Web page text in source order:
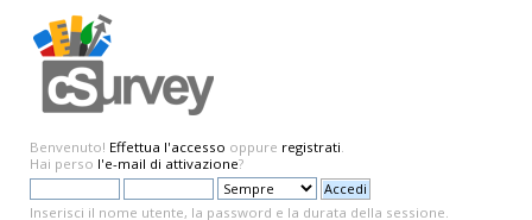
Benvenuto! Effettua l'accesso oppure registrati.
Hai perso l'e-mail di attivazione?
Inserisci il nome utente, la password e la durata della sessione.